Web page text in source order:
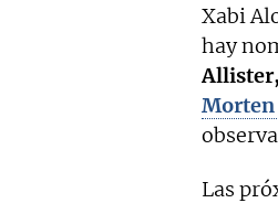
Xabi
hay
Las